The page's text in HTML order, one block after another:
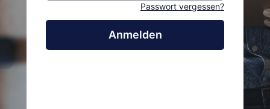
Passwort vergessen?
Anmelden